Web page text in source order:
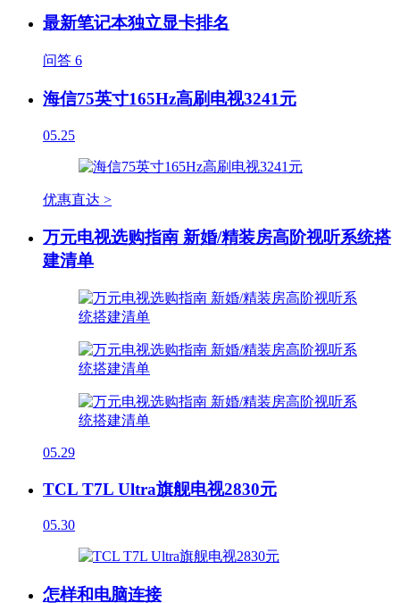
最新笔记本独立显卡排名
问答 6
海信75英寸165Hz高刷电视3241元
05.25
优惠直达 >
万元电视选购指南 新婚/精装房高阶视听系统搭
建清单
05.29
TCL T7L Ultra旗舰电视2830元
05.30
怎样和电脑连接